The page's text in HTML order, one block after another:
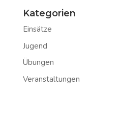
Kategorien
Einsätze
Jugend
Übungen
Veranstaltungen